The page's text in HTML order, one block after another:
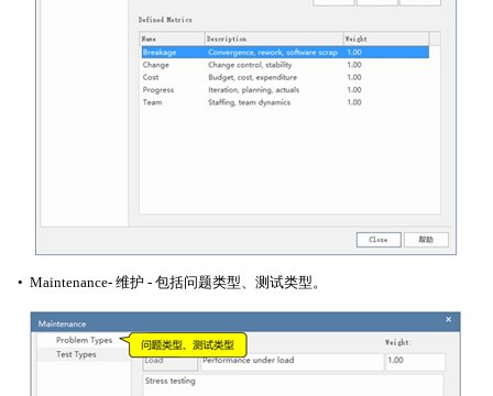
• Maintenance- 维护 - 包括问题类型、测试类型。